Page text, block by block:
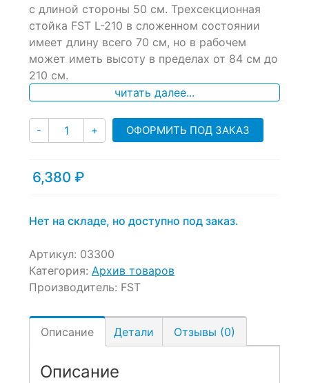
ratings
с длиной стороны 50 см. Трехсекционная
стойка FST L-210 в сложенном состоянии
имеет длину всего 70 см, но в рабочем
может иметь высоту в пределах от 84 см до
210 см.
читать далее...
- Количество
+ ОФОРМИТЬ ПОД ЗАКАЗ
6,380 ₽
Нет на складе, но доступно под заказ.
Артикул: 03300
Категория: Архив товаров
Производитель: FST
Описание Детали Отзывы (0)
Описание